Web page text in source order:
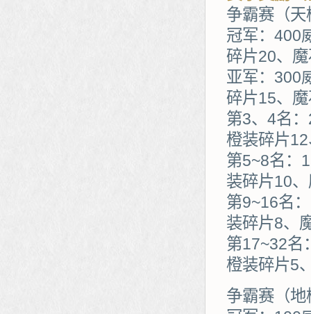
争霸赛（天
冠军：400
碎片20、
亚军：300
碎片15、
第3、4名
橙装碎片
第5~8名：
装碎片10
第9~16名
装碎片8、
第17~32名
橙装碎片5
争霸赛（地